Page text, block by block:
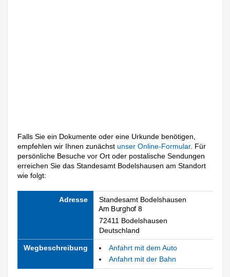
Falls Sie ein Dokumente oder eine Urkunde benötigen,
empfehlen wir Ihnen zunächstunser Online-Formular. Für
persönliche Besuche vor Ort oder postalische Sendungen
erreichen Sie das Standesamt Bodelshausen am Standort
wie folgt:
Adresse Standesamt Bodelshausen
72411 Bodelshausen
Deutschland
Wegbeschreibung
Anfahrt mit dem Auto
Anfahrt mit der Bahn